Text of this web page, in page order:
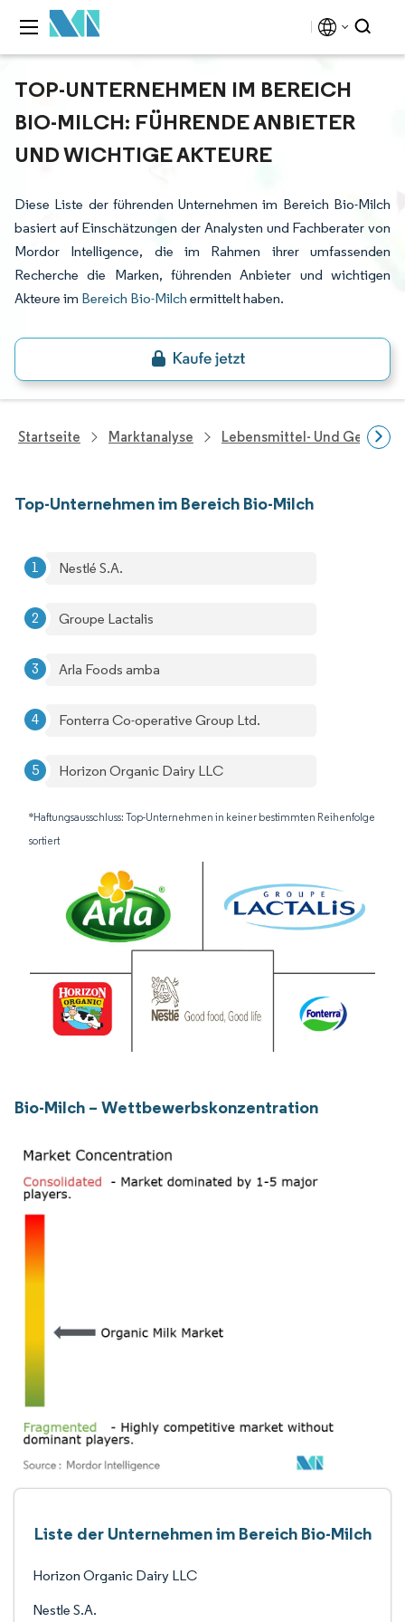
TOP-UNTERNEHMEN IM BEREICH
BIO-MILCH: FÜHRENDE ANBIETER
UND WICHTIGE AKTEURE
Diese Liste der führenden Unternehmen im Bereich Bio-Milch
basiert auf Einschätzungen der Analysten und Fachberater von
Mordor Intelligence, die im Rahmen ihrer umfassenden
Recherche die Marken, führenden Anbieter und wichtigen
Akteure im Bereich Bio-Milch ermittelt haben.
Startseite Marktanalyse Lebensmittel- Und
Top-Unternehmen im Bereich Bio-Milch
Nestlé S.A.
Groupe Lactalis
Arla Foods amba
Fonterra Co-operative Group Ltd.
Horizon Organic Dairy LLC
*Haftungsausschluss: Top-Unternehmen in keiner bestimmten Reihenfolge
sortiert
Bio-Milch – Wettbewerbskonzentration
Liste der Unternehmen im Bereich Bio-Milch
Horizon Organic Dairy LLC
Nestle S.A.